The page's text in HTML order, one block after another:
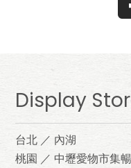
Display
台北 ／ 內湖
桃園 ／ 中壢愛物市集